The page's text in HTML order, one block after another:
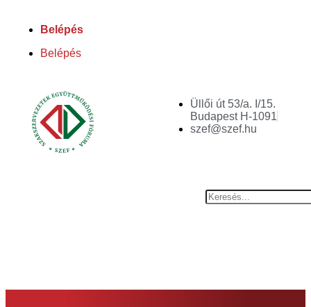
Belépés
Belépés
Üllői út 53/a. I/15.
Budapest H-1091
szef@szef.hu